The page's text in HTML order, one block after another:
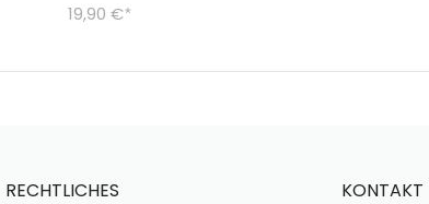
19,90 €*
RECHTLICHES
KONTAKT